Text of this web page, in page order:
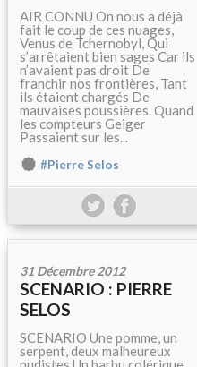
AIR CONNU On nous a déjà
fait le coup de ces nuages,
Venus de Tchernobyl, Qui
s’arrêtaient bien sages Car ils
n’avaient pas droit De
franchir nos frontières, Tant
ils étaient chargés De
mauvaises poussières. Quand
les compteurs Geiger
Passaient sur les...
#Pierre Selos
31 Décembre 2012
SCENARIO : PIERRE
SELOS
SCENARIO Une pomme, un
serpent, deux malheureux